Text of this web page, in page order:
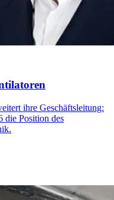
ihre Geschäftsleitung:
die Position des